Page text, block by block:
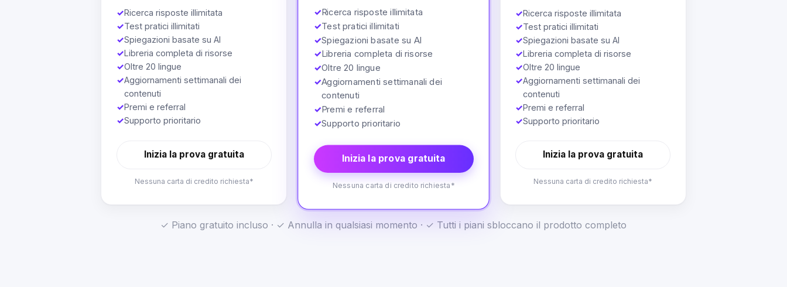
✓Ricerca risposte illimitata
✓Test pratici illimitati
✓Spiegazioni basate su AI
✓Libreria completa di risorse
✓Oltre 20 lingue
✓Aggiornamenti settimanali dei
contenuti
✓Premi e referral
✓Supporto prioritario
Inizia la prova gratuita
Nessuna carta di credito richiesta*
✓Ricerca risposte illimitata
✓Test pratici illimitati
✓Spiegazioni basate su AI
✓Libreria completa di risorse
✓Oltre 20 lingue
✓Aggiornamenti settimanali dei
contenuti
✓Premi e referral
✓Supporto prioritario
Inizia la prova gratuita
Nessuna carta di credito richiesta*
✓Ricerca risposte illimitata
✓Test pratici illimitati
✓Spiegazioni basate su AI
✓Libreria completa di risorse
✓Oltre 20 lingue
✓Aggiornamenti settimanali dei
contenuti
✓Premi e referral
✓Supporto prioritario
Inizia la prova gratuita
Nessuna carta di credito richiesta*
✓ Piano gratuito incluso · ✓ Annulla in qualsiasi momento · ✓ Tutti i piani sbloccano il prodotto completo